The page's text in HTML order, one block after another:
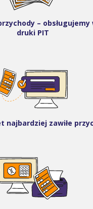
–
druki PIT
najbardziej zawiłe